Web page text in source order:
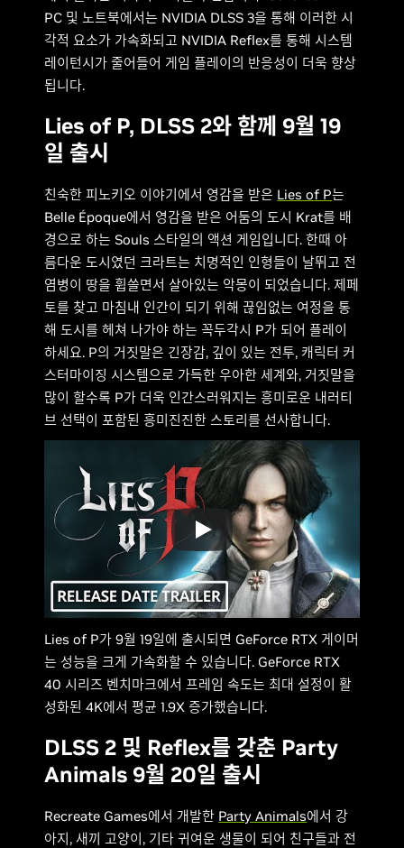
PC 및 노트북에서는 NVIDIA DLSS 3을 통해 이러한 시
각적 요소가 가속화되고 NVIDIA Reflex를 통해 시스템
레이턴시가 줄어들어 게임 플레이의 반응성이 더욱 향상
됩니다.
Lies of P, DLSS 2와 함께 9월 19
일 출시
친숙한 피노키오 이야기에서 영감을 받은 Lies of P는
Belle Époque에서 영감을 받은 어둠의 도시 Krat를 배
경으로 하는 Souls 스타일의 액션 게임입니다. 한때 아
름다운 도시였던 크라트는 치명적인 인형들이 날뛰고 전
염병이 땅을 휩쓸면서 살아있는 악몽이 되었습니다. 제페
토를 찾고 마침내 인간이 되기 위해 끊임없는 여정을 통
해 도시를 헤쳐 나가야 하는 꼭두각시 P가 되어 플레이
하세요. P의 거짓말은 긴장감, 깊이 있는 전투, 캐릭터 커
스터마이징 시스템으로 가득한 우아한 세계와, 거짓말을
많이 할수록 P가 더욱 인간스러워지는 흥미로운 내러티
브 선택이 포함된 흥미진진한 스토리를 선사합니다.
Lies of P가 9월 19일에 출시되면 GeForce RTX 게이머
는 성능을 크게 가속화할 수 있습니다. GeForce RTX
40 시리즈 벤치마크에서 프레임 속도는 최대 설정이 활
성화된 4K에서 평균 1.9X 증가했습니다.
DLSS 2 및 Reflex를 갖춘 Party
Animals 9월 20일 출시
Recreate Games에서 개발한 Party Animals에서 강
아지, 새끼 고양이, 기타 귀여운 생물이 되어 친구들과 전